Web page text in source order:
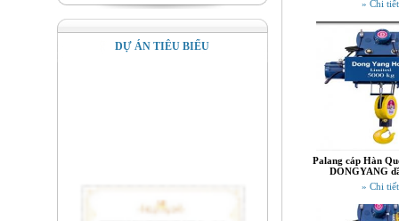
DỰ ÁN TIÊU BIỂU
» Chi tiết
Palang cáp Hàn
DONGYANG
» Chi tiết